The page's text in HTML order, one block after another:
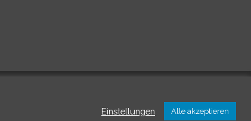
Einstellungen Alle akzeptieren